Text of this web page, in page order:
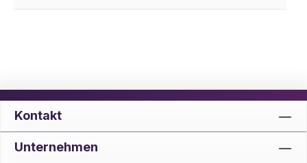
Kontakt
Unternehmen